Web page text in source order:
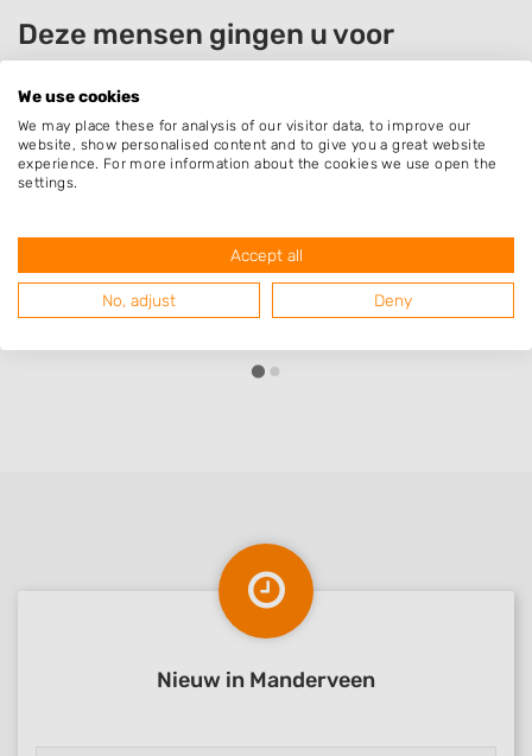
Deze mensen gingen u voor
Tiny Zootjes
Bedrijf: Hoveniersbedrijf Nijenhuis
gebouwd. Werkt netjes en precies. Onze tuin
winterklaar gemaakt , ziet er goed uit,
complimenten.
Nieuw in Manderveen
We use cookies
We may place these for analysis of our visitor data, to improve our
website, show personalised content and to give you a great website
experience. For more information about the cookies we use open the
settings.
Accept all
No, adjust Deny